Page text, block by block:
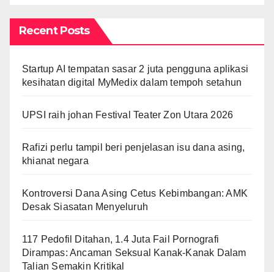
Recent Posts
Startup AI tempatan sasar 2 juta pengguna aplikasi
kesihatan digital MyMedix dalam tempoh setahun
UPSI raih johan Festival Teater Zon Utara 2026
Rafizi perlu tampil beri penjelasan isu dana asing,
khianat negara
Kontroversi Dana Asing Cetus Kebimbangan: AMK
Desak Siasatan Menyeluruh
117 Pedofil Ditahan, 1.4 Juta Fail Pornografi
Dirampas: Ancaman Seksual Kanak-Kanak Dalam
Talian Semakin Kritikal